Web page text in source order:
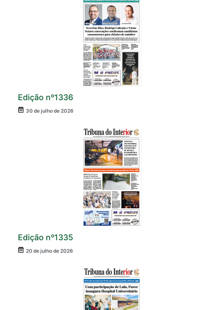
Edição nº1336
30 de julho de 2026
Edição nº1335
20 de julho de 2026